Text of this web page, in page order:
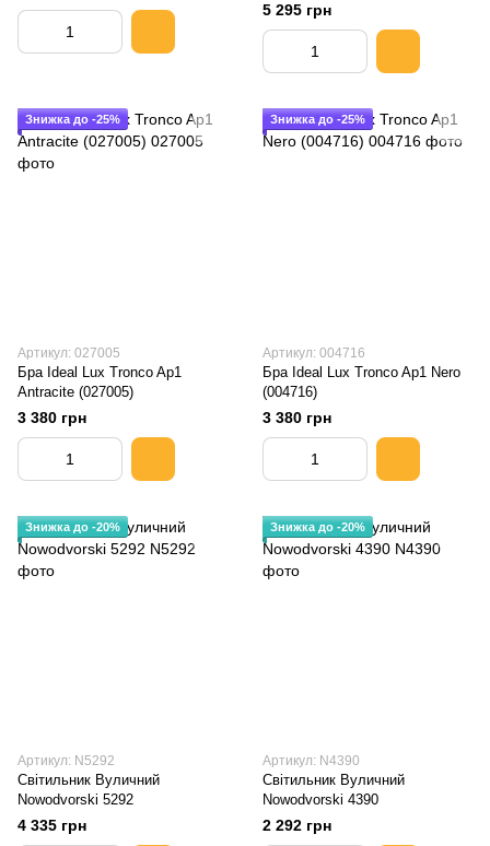
5 295 грн
Знижка до -25%
Артикул: 027005
Бра Ideal Lux Tronco Ap1
Antracite (027005)
3 380 грн
Знижка до -25%
Артикул: 004716
Бра Ideal Lux Tronco Ap1 Nero
(004716)
3 380 грн
Знижка до -20%
Артикул: N5292
Світильник Вуличний
Nowodvorski 5292
4 335 грн
Знижка до -20%
Артикул: N4390
Світильник Вуличний
Nowodvorski 4390
2 292 грн